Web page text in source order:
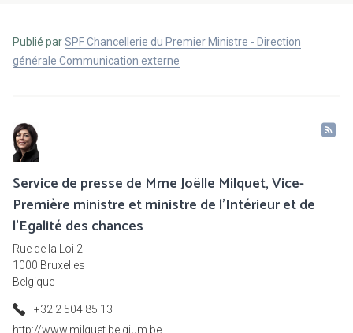
Publié parSPF Chancellerie du Premier Ministre - Direction
générale Communication externe
Service de presse de Mme Joëlle Milquet, Vice-
Première ministre et ministre de l'Intérieur et de
l'Egalité des chances
Rue de la Loi 2
1000 Bruxelles
Belgique
+32 2 504 85 13
http://www.milquet.belgium.be